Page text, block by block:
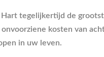
tegelijkertijd de
kosten van
in uw leven.